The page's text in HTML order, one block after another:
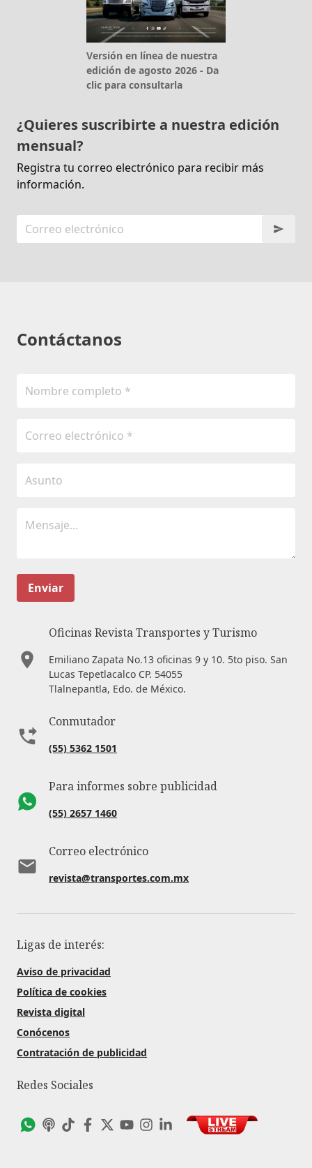
Versión en línea de nuestra
edición de agosto 2026 - Da
clic para consultarla
¿Quieres suscribirte a nuestra edición
mensual?
Registra tu correo electrónico para recibir más
información.
Contáctanos
Enviar
Oficinas Revista Transportes y Turismo
Emiliano Zapata No.13 oficinas 9 y 10. 5to piso. San
Lucas Tepetlacalco CP. 54055
Tlalnepantla, Edo. de México.
Conmutador
(55) 5362 1501
Para informes sobre publicidad
(55) 2657 1460
Correo electrónico
revista@transportes.com.mx
Ligas de interés:
Aviso de privacidad
Política de cookies
Revista digital
Conócenos
Contratación de publicidad
Redes Sociales